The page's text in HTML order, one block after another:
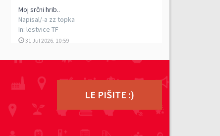
Moj srčni hrib..
Napisal/-a zz topka
In: lestvice TF
31 Jul 2026, 10:59
5. vzpon na Porezen
In:
Poročila s prireditev
29 Jul 2026, 17:13
TEK DVOJK - petkilometrski rekreativni tek v
Napisal/-a
ziga
LE PIŠITE :)